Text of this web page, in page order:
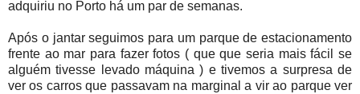
adquiriu no Porto há um par de semanas.
Após o jantar seguimos para um parque de estacionamento
frente ao mar para fazer fotos ( que que seria mais fácil se
alguém tivesse levado máquina ) e tivemos a surpresa de
ver os carros que passavam na marginal a vir ao parque ver